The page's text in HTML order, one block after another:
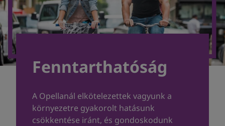
Termékek
Mindent az allergiáról
Hol kapható
Fenntarthatóság
A Opellanál elkötelezettek vagyunk a
környezetre gyakorolt hatásunk
csökkentése iránt, és gondoskodunk